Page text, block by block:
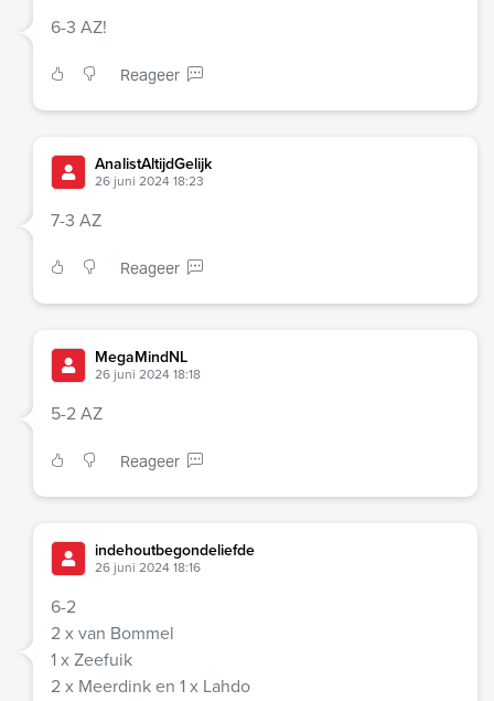
6-3 AZ!
Reageer
AnalistAltijdGelijk
26 juni 2024 18:23
7-3 AZ
Reageer
MegaMindNL
26 juni 2024 18:18
5-2 AZ
Reageer
indehoutbegondeliefde
26 juni 2024 18:16
6-2
2 x van Bommel
1 x Zeefuik
2 x Meerdink en 1 x Lahdo